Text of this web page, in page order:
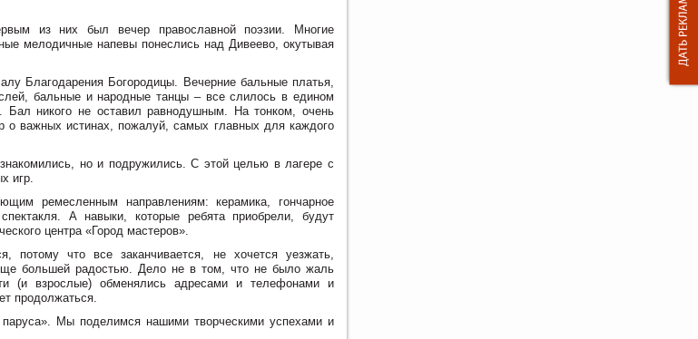
из них был вечер православной поэзии. Многие
мелодичные напевы понеслись над Дивеево, окутывая
Благодарения Богородицы. Вечерние бальные платья,
бальные и народные танцы – все слилось в едином
Бал никого не оставил равнодушным. На тонком, очень
о важных истинах, пожалуй, самых главных для каждого
но и подружились. С этой целью в лагере с
игр.
ремесленным направлениям: керамика, гончарное
А навыки, которые ребята приобрели, будут
центра «Город мастеров».
потому что все заканчивается, не хочется уезжать,
большей радостью. Дело не в том, что не было жаль
(и взрослые) обменялись адресами и телефонами и
продолжаться.
Мы поделимся нашими творческими успехами и